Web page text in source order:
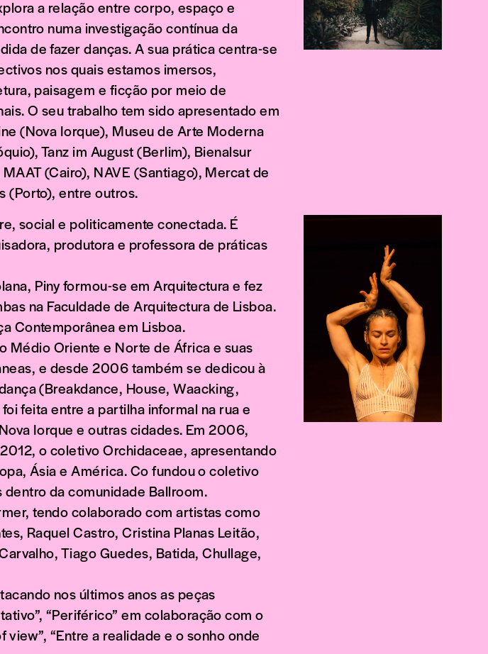
a relação entre corpo, espaço e
numa investigação contínua da
de fazer danças. A sua prática centra-se
nos quais estamos imersos,
paisagem e ficção por meio de
O seu trabalho tem sido apresentado em
(Nova Iorque), Museu de Arte Moderna
Tanz im August (Berlim), Bienalsur
(Cairo), NAVE (Santiago), Mercat de
(Porto), entre outros.
social e politicamente conectada. É
produtora e professora de práticas
Piny formou-se em Arquitectura e fez
na Faculdade de Arquitectura de Lisboa.
Contemporânea em Lisboa.
Médio Oriente e Norte de África e suas
e desde 2006 também se dedicou à
(Breakdance, House, Waacking,
feita entre a partilha informal na rua e
Iorque e outras cidades. Em 2006,
o coletivo Orchidaceae, apresentando
Ásia e América. Co fundou o coletivo
dentro da comunidade Ballroom.
tendo colaborado com artistas como
Raquel Castro, Cristina Planas Leitão,
Tiago Guedes, Batida, Chullage,
nos últimos anos as peças
“Periférico” em colaboração com o
view”, “Entre a realidade e o sonho onde